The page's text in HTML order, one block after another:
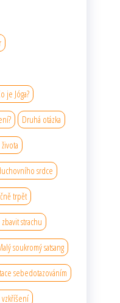
je Jóga?
Druhá otázka
srdce
trpět
zbavit strachu
soukromý satsang
sebedotazováním
vzkříšení